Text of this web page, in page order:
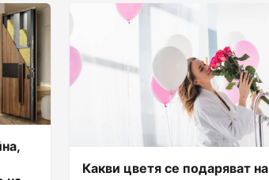
Какви цветя се подаряват на